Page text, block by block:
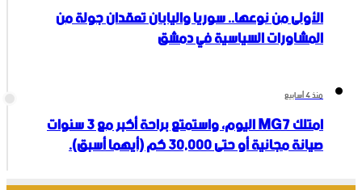
الأولى من نوعها.. سوريا واليابان تعقدان جولة من
المشاورات السياسية في دمشق
منذ 4 أسابيع
امتلك MG7 اليوم، واستمتع براحة أكبر مع 3 سنوات
صيانة مجانية أو حتى 30,000 كم (أيهما أسبق).